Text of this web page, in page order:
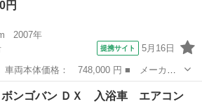
円
2007年
提携サイト 5月16日
ボンゴバン ■ グレード名： ＤＸ ４
パワーウインドウ エアバック ＥＴ
ゴ
ボンゴバン ＤＸ 入浴車 エアコン